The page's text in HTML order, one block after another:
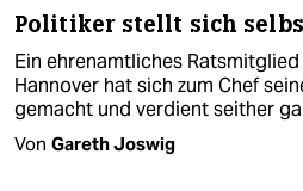
Politiker stellt sich
Ein ehrenamtliches Ratsmitglied
Hannover hat sich zum Chef
gemacht und verdient seither
Von Gareth Joswig